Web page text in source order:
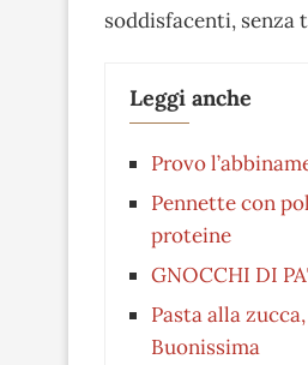
soddisfacenti,
Leggi anche
Provo
Pennette con
proteine
GNOCCHI DI
Pasta alla
Buonissima